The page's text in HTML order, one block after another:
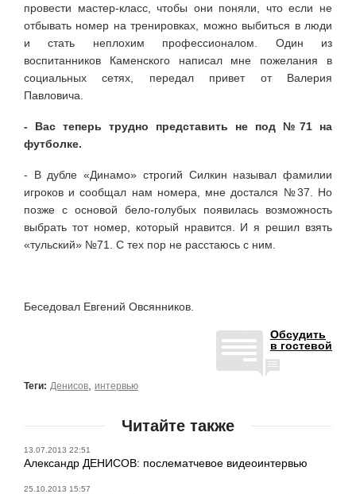
провести мастер-класс, чтобы они поняли, что если не
отбывать номер на тренировках, можно выбиться в люди
и стать неплохим профессионалом. Один из
воспитанников Каменского написал мне пожелания в
социальных сетях, передал привет от Валерия
Павловича.
- Вас теперь трудно представить не под №71 на
футболке.
- В дубле «Динамо» строгий Силкин называл фамилии
игроков и сообщал нам номера, мне достался №37. Но
позже с основой бело-голубых появилась возможность
выбрать тот номер, который нравится. И я решил взять
«тульский» №71. С тех пор не расстаюсь с ним.
Беседовал Евгений Овсянников.
Обсудить
в гостевой
Теги: Денисов интервью
Читайте также
13.07.2013 22:51
Александр ДЕНИСОВ: послематчевое видеоинтервью
25.10.2013 15:57